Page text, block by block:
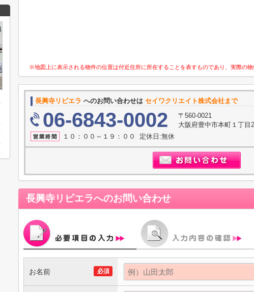
※地図上に表示される物件の位置は付近住所に所在することを表すものであり、実際の物
長興寺リビエラ へのお問い合わせは セイワクリエイト株式会社まで
06-6843-0002
〒560-0021
大阪府豊中市本町１丁目
１０：００～１９：００ 定休日:無休
長興寺リビエラへのお問い合わせ
必須
お名前